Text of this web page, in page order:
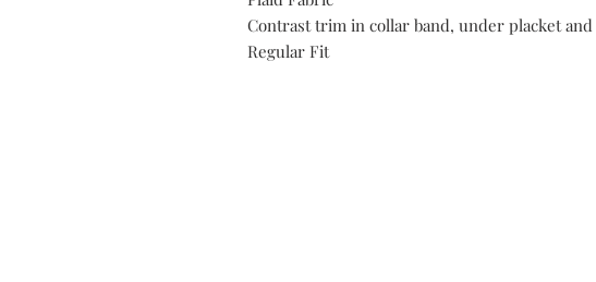
Contrast trim in collar band, under placket
Regular Fit